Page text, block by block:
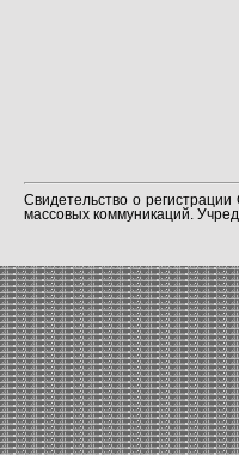
Свидетельство о
массовых коммуникаций.